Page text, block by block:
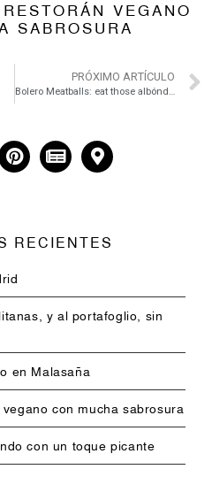
VEGANO
SABROSURA
PRÓXIMO ARTÍCULO
Bolero Meatballs: eat those albóndigas
RECIENTES
y al portafoglio, sin
en Malasaña
con mucha sabrosura
con un toque picante